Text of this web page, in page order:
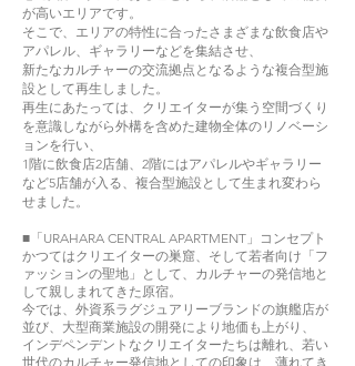
が高いエリアです。
そこで、エリアの特性に合ったさまざまな飲食店や
アパレル、ギャラリーなどを集結させ、
新たなカルチャーの交流拠点となるような複合型施
設として再生しました。
再生にあたっては、クリエイターが集う空間づくり
を意識しながら外構を含めた建物全体のリノベーシ
ョンを行い、
1階に飲食店2店舗、2階にはアパレルやギャラリー
など5店舗が入る、複合型施設として生まれ変わら
せました。
■「URAHARA CENTRAL APARTMENT」コンセプト
かつてはクリエイターの巣窟、そして若者向け「フ
ァッションの聖地」として、 カルチャーの発信地と
して親しまれてきた原宿。
今では、外資系ラグジュアリーブランドの旗艦店が
並び、大型商業施設の開発により地価も上がり、
インデペンデントなクリエイターたちは離れ、若い
世代のカルチャー発信地としての印象は、薄れてき